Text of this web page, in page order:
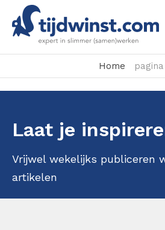
Home
Laat je
Vrijwel wekelijks publiceren
artikelen